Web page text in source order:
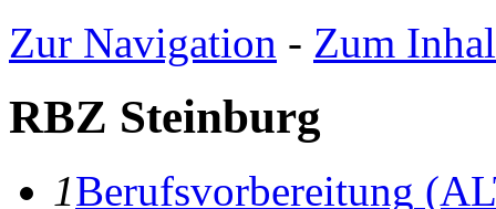
Zur Navigation - Zum
RBZ Steinburg
1Berufsvorbereitung